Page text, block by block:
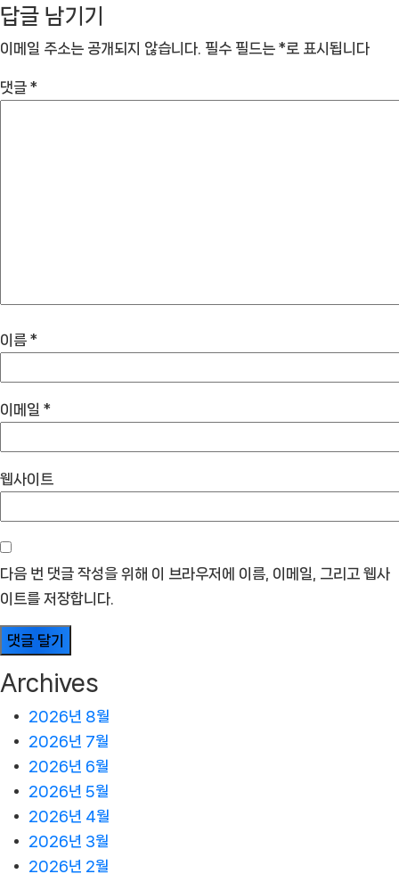
답글 남기기
이메일 주소는 공개되지 않습니다. 필수 필드는 *로 표시됩니다
댓글 *
이름 *
이메일 *
웹사이트
다음 번 댓글 작성을 위해 이 브라우저에 이름, 이메일, 그리고 웹사
이트를 저장합니다.
Archives
2026년 8월
2026년 7월
2026년 6월
2026년 5월
2026년 4월
2026년 3월
2026년 2월